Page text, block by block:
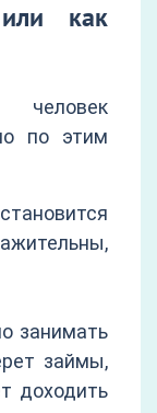
как
человек
по этим
занимать
займы,
доходить